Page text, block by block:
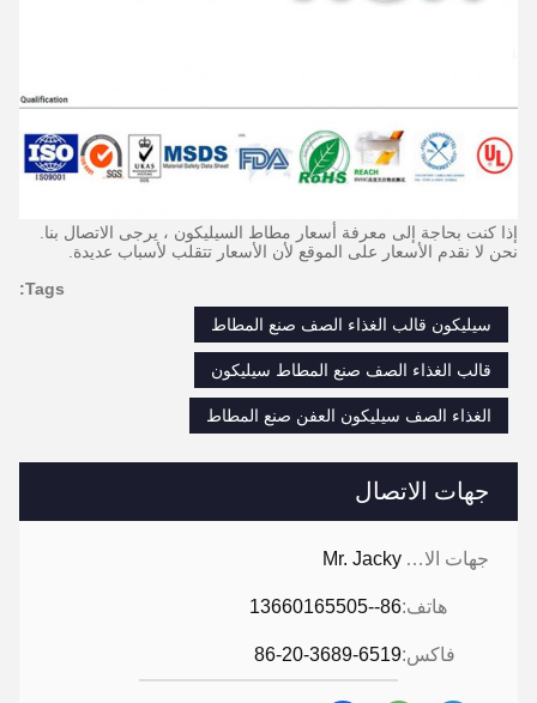
جهات الاتصال
جهات الاتصال: Mr. Jacky
هاتف:86--13660165505
فاكس:86-20-3689-6519
إذا كنت بحاجة إلى معرفة أسعار مطاط السيليكون ، يرجى الاتصال بنا.
نحن لا نقدم الأسعار على الموقع لأن الأسعار تتقلب لأسباب عديدة.
Tags:
سيليكون قالب الغذاء الصف صنع المطاط
قالب الغذاء الصف صنع المطاط سيليكون
الغذاء الصف سيليكون العفن صنع المطاط